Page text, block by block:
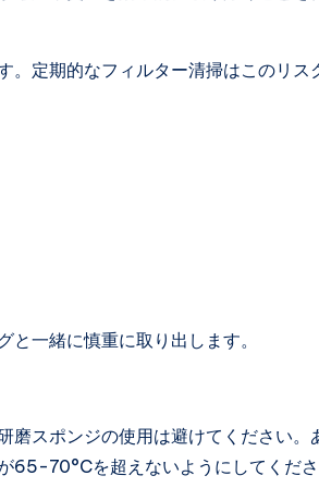
。定期的なフィルター清掃はこのリス
一緒に慎重に取り出します。
磨スポンジの使用は避けてください。
65-70°Cを超えないようにしてくださ